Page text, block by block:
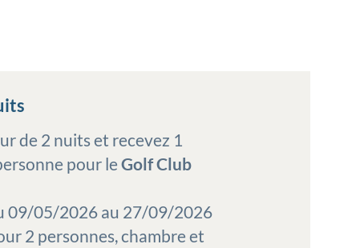
de 2 nuits et recevez 1
pour leGolf Club
09/05/2026 au 27/09/2026
2 personnes, chambre et